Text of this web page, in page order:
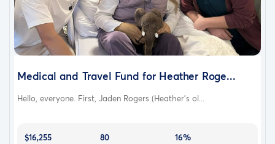
Medical and Travel Fund for Heather Roge...
Hello, everyone. First, Jaden Rogers (Heather's ol...
$16,255
80
16%